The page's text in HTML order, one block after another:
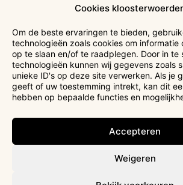
Cookies
Om de beste ervaringen te bieden,
technologieën zoals cookies om informatie
op te slaan en/of te raadplegen. Door in te
technologieën kunnen wij gegevens zoals
unieke ID's op deze site verwerken. Als je
geeft of uw toestemming intrekt, kan dit
hebben op bepaalde functies en
Accepteren
Weigeren
Inschrijvingsvoorwaarden
Bezoekersvoorwaarden
Huurvoorwaarden
Privacyverklaring
Ticketverkoop